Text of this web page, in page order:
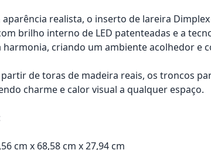
realista, o inserto de lareira
brilho interno de LED patenteadas e a
criando um ambiente acolhedor e
de toras de madeira reais, os troncos
charme e calor visual a qualquer espaço.
cm x 68,58 cm x 27,94 cm